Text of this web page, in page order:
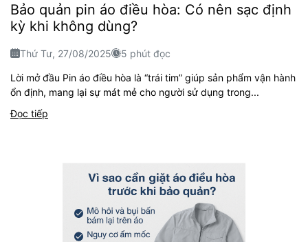
Bảo quản pin áo điều hòa: Có nên sạc định
kỳ khi không dùng?
Thứ Tư, 27/08/2025 5 phút đọc
Lời mở đầu Pin áo điều hòa là “trái tim” giúp sản phẩm vận hành
ổn định, mang lại sự mát mẻ cho người sử dụng trong...
Đọc tiếp